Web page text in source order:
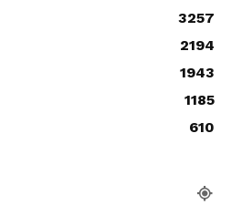
3257
2194
1943
1185
610